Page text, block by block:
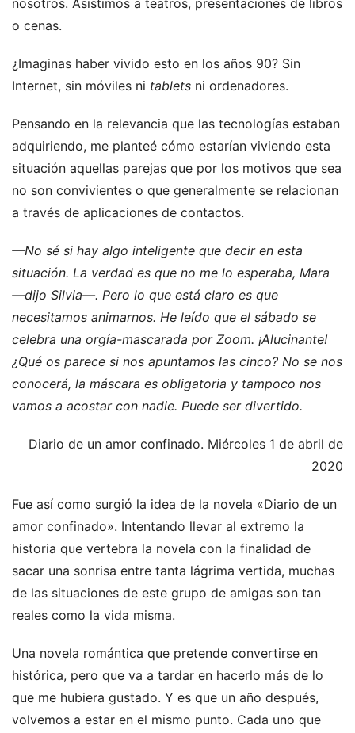
nosotros. Asistimos a teatros, presentaciones de libros
o cenas.
¿Imaginas haber vivido esto en los años 90? Sin
Internet, sin móviles ni tablets ni ordenadores.
Pensando en la relevancia que las tecnologías estaban
adquiriendo, me planteé cómo estarían viviendo esta
situación aquellas parejas que por los motivos que sea
no son convivientes o que generalmente se relacionan
a través de aplicaciones de contactos.
—No sé si hay algo inteligente que decir en esta
situación. La verdad es que no me lo esperaba, Mara
—dijo Silvia—. Pero lo que está claro es que
necesitamos animarnos. He leído que el sábado se
celebra una orgía-mascarada por Zoom. ¡Alucinante!
¿Qué os parece si nos apuntamos las cinco? No se nos
conocerá, la máscara es obligatoria y tampoco nos
vamos a acostar con nadie. Puede ser divertido.
Diario de un amor confinado. Miércoles 1 de abril de
2020
Fue así como surgió la idea de la novela «Diario de un
amor confinado». Intentando llevar al extremo la
historia que vertebra la novela con la finalidad de
sacar una sonrisa entre tanta lágrima vertida, muchas
de las situaciones de este grupo de amigas son tan
reales como la vida misma.
Una novela romántica que pretende convertirse en
histórica, pero que va a tardar en hacerlo más de lo
que me hubiera gustado. Y es que un año después,
volvemos a estar en el mismo punto. Cada uno que